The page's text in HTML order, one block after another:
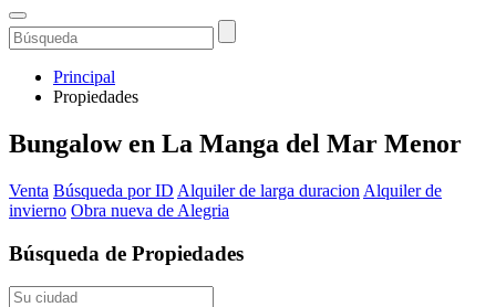
Principal
Propiedades
Bungalow en La Manga del Mar Menor
Venta Búsqueda por ID Alquiler de larga duracion Alquiler de
invierno Obra nueva de Alegria
Búsqueda de Propiedades